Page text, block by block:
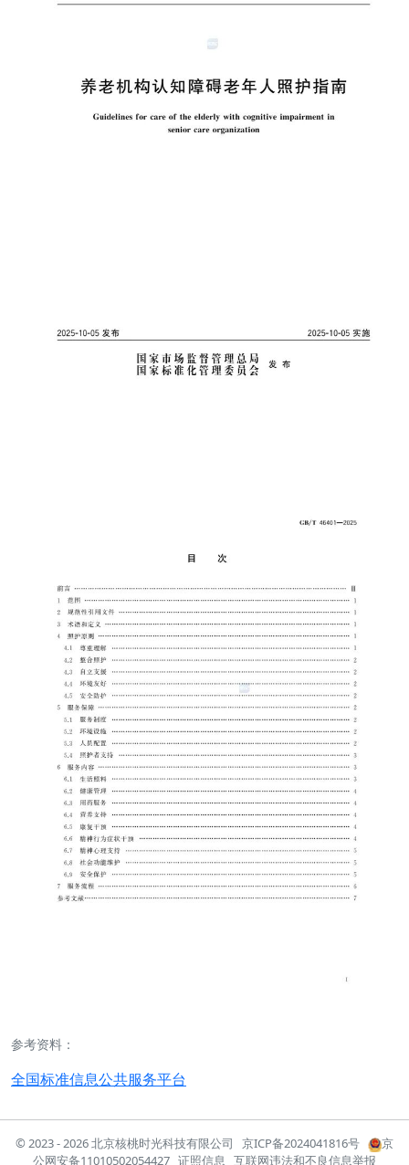
参考资料：
全国标准信息公共服务平台
© 2023 - 2026北京核桃时光科技有限公司 京ICP备2024041816号
京
公网安备11010502054427 证照信息 互联网违法和不良信息举报